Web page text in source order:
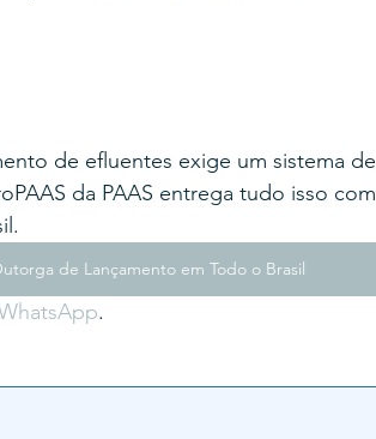
de efluentes exige um sistema de
da PAAS entrega tudo isso com
de Lançamento em Todo o Brasil
.